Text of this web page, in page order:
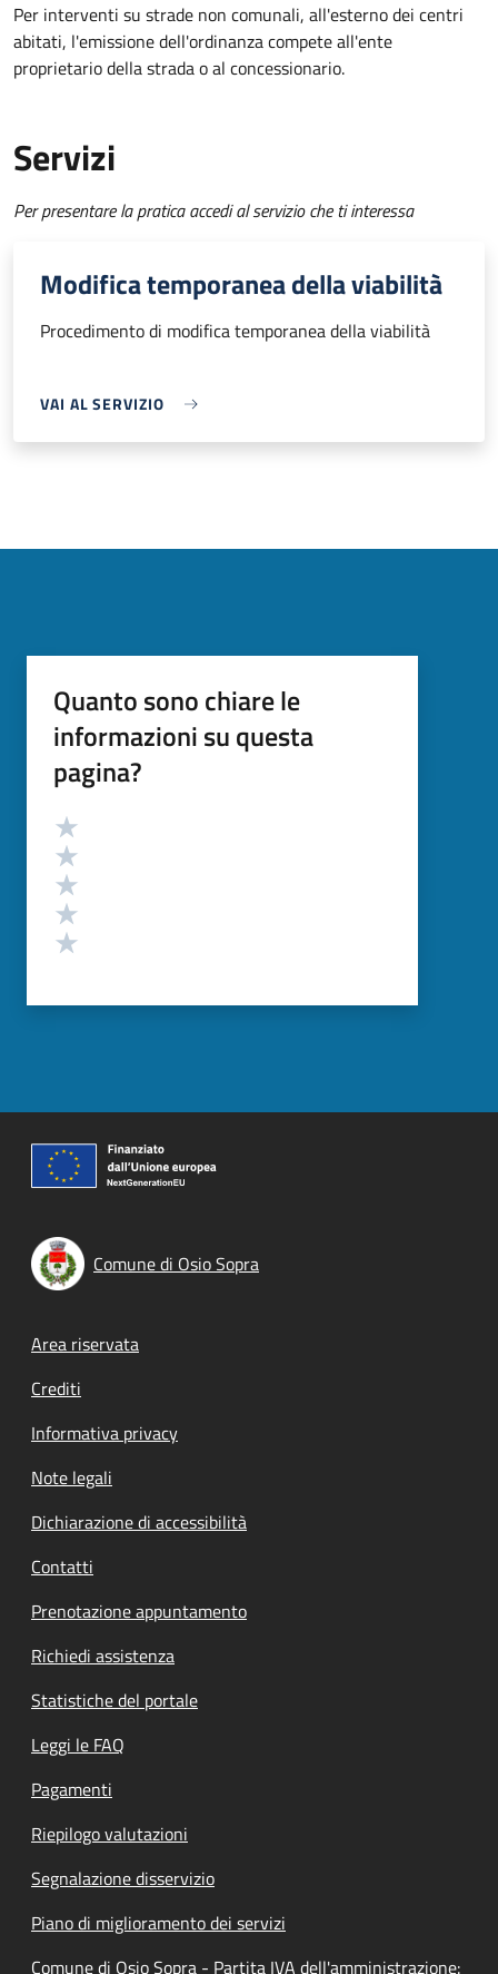
Per interventi su strade non comunali, all'esterno dei centri
abitati, l'emissione dell'ordinanza compete all'ente
proprietario della strada o al concessionario.
Servizi
Per presentare la pratica accedi al servizio che ti interessa
Modifica temporanea della viabilità
Procedimento di modifica temporanea della viabilità
VAI AL SERVIZIO
Quanto sono chiare le
informazioni su questa
pagina?
Valutazione
Comune di Osio Sopra
Footer menu
Area riservata
Crediti
Informativa privacy
Note legali
Dichiarazione di accessibilità
Contatti
Prenotazione appuntamento
Richiedi assistenza
Statistiche del portale
Leggi le FAQ
Pagamenti
Riepilogo valutazioni
Segnalazione disservizio
Piano di miglioramento dei servizi
Comune di Osio Sopra - Partita IVA dell'amministrazione: